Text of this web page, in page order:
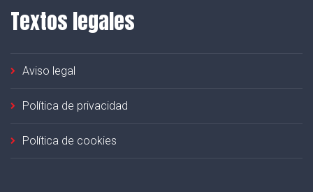
Textos legales
Aviso legal
Política de privacidad
Política de cookies